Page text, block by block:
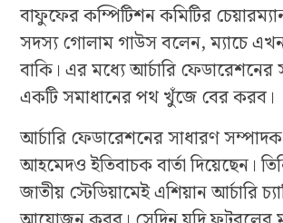
বাফুফের কম্পিটিশন কমিটির চেয়ারম্যান
সদস্য গোলাম গাউস বলেন, ম্যাচে
বাকি। এর মধ্যে আর্চারি ফেডারেশনের
একটি সমাধানের পথ খুঁজে বের করব।
আর্চারি ফেডারেশনের সাধারণ
আহমেদও ইতিবাচক বার্তা দিয়েছেন।
জাতীয় স্টেডিয়ামেই এশিয়ান আর্চারি